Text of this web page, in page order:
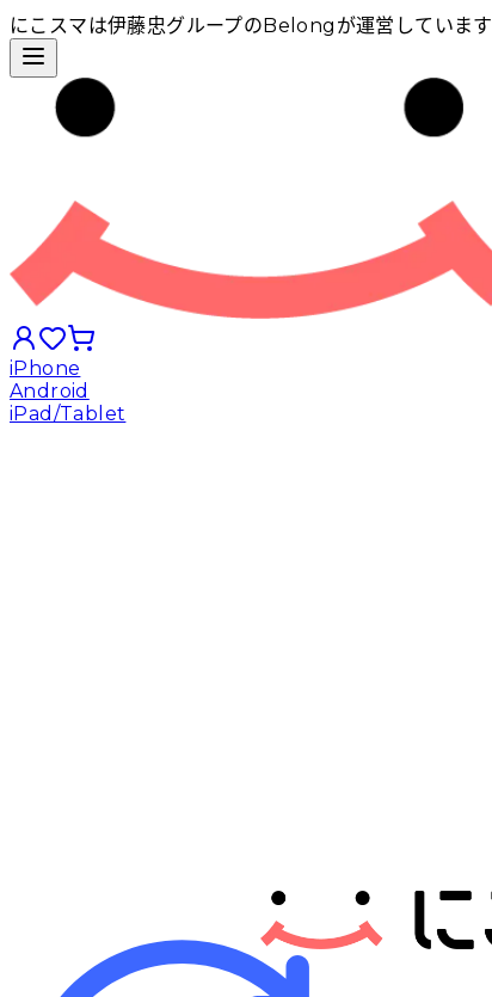
にこスマは伊藤忠グループのBelongが運営しています
iPhone
Android
iPad/Tablet
ニュース